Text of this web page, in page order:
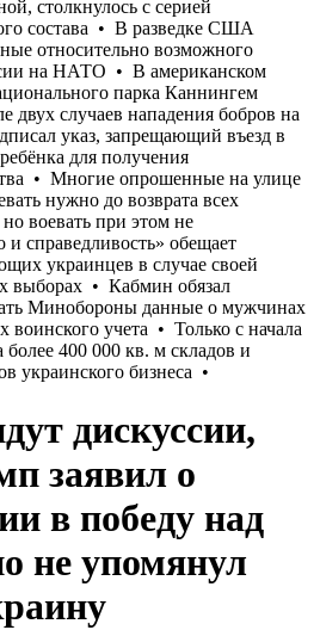
дискуссии,
заявил о
в победу над
не упомянул